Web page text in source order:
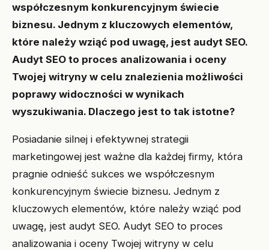
współczesnym konkurencyjnym świecie
biznesu. Jednym z kluczowych elementów,
które należy wziąć pod uwagę, jest audyt SEO.
Audyt SEO to proces analizowania i oceny
Twojej witryny w celu znalezienia możliwości
poprawy widoczności w wynikach
wyszukiwania. Dlaczego jest to tak istotne?
Posiadanie silnej i efektywnej strategii
marketingowej jest ważne dla każdej firmy, która
pragnie odnieść sukces we współczesnym
konkurencyjnym świecie biznesu. Jednym z
kluczowych elementów, które należy wziąć pod
uwagę, jest audyt SEO. Audyt SEO to proces
analizowania i oceny Twojej witryny w celu